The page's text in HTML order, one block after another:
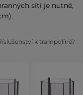
sítí je nutné,
k trampolíně?